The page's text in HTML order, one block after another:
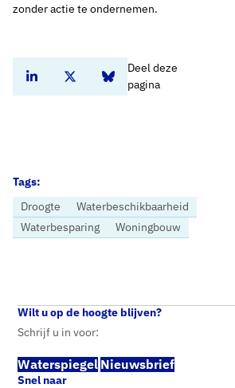
Home Nieuws Waterpoort Grondwater, blik
zonder actie te ondernemen.
Deel deze
pagina
Deel dit artikel op Linkedin
Deel dit artikel op Twitter
Deel dit artikel op Bluesky
Tags:
Droogte
Waterbeschikbaarheid
Waterbesparing
Woningbouw
Wilt u op de hoogte blijven?
Schrijf u in voor:
Waterspiegel Nieuwsbrief
Snel naar